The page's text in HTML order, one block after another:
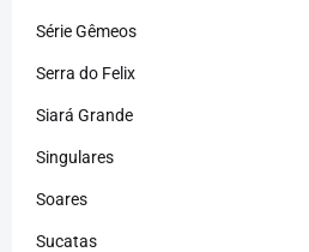
Série Gêmeos
Serra do Felix
Siará Grande
Singulares
Soares
Sucatas